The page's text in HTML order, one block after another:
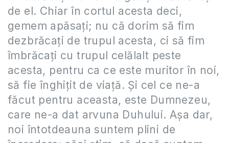
de el. Chiar în cortul acesta deci,
gemem apăsaţi; nu că dorim să fim
dezbrăcaţi de trupul acesta, ci să fim
îmbrăcaţi cu trupul celălalt peste
acesta, pentru ca ce este muritor în noi,
să fie înghiţit de viaţă. Şi cel ce ne-a
făcut pentru aceasta, este Dumnezeu,
care ne-a dat arvuna Duhului. Aşa dar,
noi întotdeauna suntem plini de